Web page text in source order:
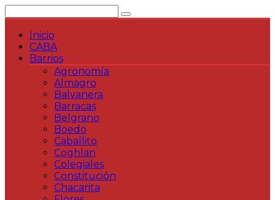
al
contenidoInicio
CABA
Barrios
Agronomía
Almagro
Balvanera
Barracas
Belgrano
Boedo
Caballito
Coghlan
Colegiales
Constitución
Chacarita